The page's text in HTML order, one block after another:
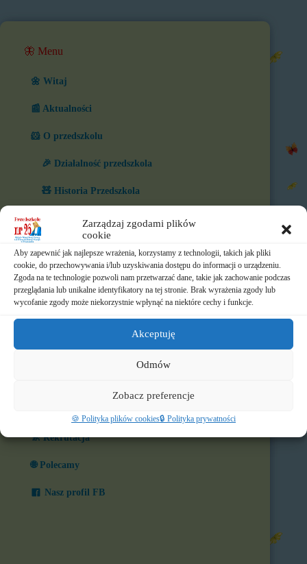
Zarządzaj zgodami plików
cookie
Aby zapewnić jak najlepsze wrażenia, korzystamy z technologii, takich jak pliki
cookie, do przechowywania i/lub uzyskiwania dostępu do informacji o urządzeniu.
Zgoda na te technologie pozwoli nam przetwarzać dane, takie jak zachowanie podczas
przeglądania lub unikalne identyfikatory na tej stronie. Brak wyrażenia zgody lub
wycofanie zgody może niekorzystnie wpłynąć na niektóre cechy i funkcje.
Akceptuję
Odmów
Zobacz preferencje
🍪 Polityka plików cookies🔒 Polityka prywatności
🦋 Menu
🌼 Witaj
📰 Aktualności
🐹 O przedszkolu
🎉 Działalność przedszkola
🧸 Historia Przedszkola
🧒 Nasze grupy
🏆 Co nas wyróżnia?
🎨 W naszym przedszkolu
⏲️ Ramowy rozkład dnia
🚸 Rekrutacja
🌐 Polecamy
Nasz profil FB